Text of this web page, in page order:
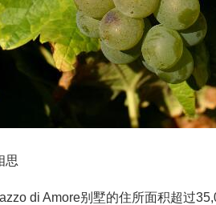
思
di Amore别墅的住所面积超过